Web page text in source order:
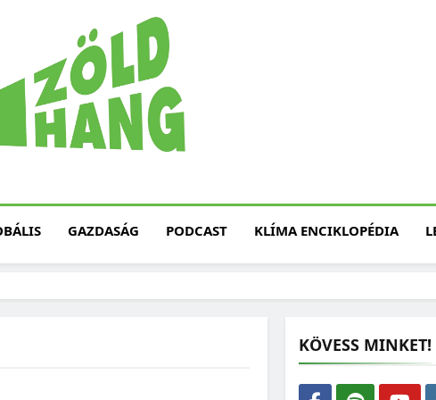
Fenntarthatóság, Jövő
GAZDASÁG PODCAST KLÍMA ENCIKLOPÉDIA
KÖVESS MINKET!